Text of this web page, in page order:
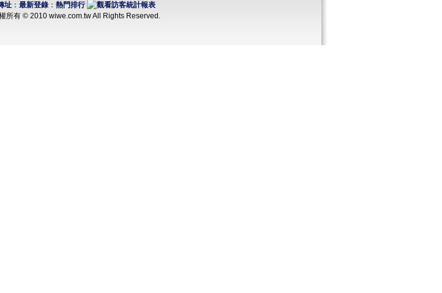
址： 最新登錄： 熱門排行
所有 © 2010 wiwe.com.tw All Rights Reserved.